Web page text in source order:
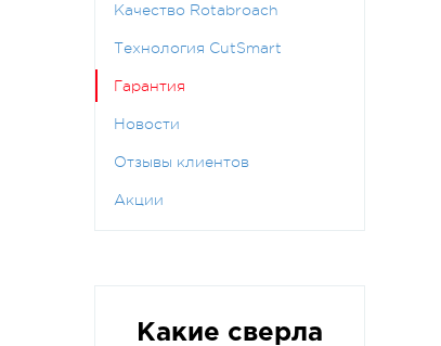
Качество Rotabroach
Технология CutSmart
Гарантия
Новости
Отзывы клиентов
Акции
Какие сверла